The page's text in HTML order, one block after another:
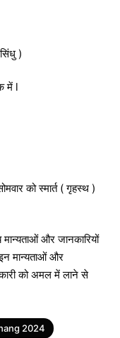
)
में l
को स्मार्त ( गृहस्थ )
मान्यताओं और जानकारियों
मान्यताओं और
को अमल में लाने से
2024